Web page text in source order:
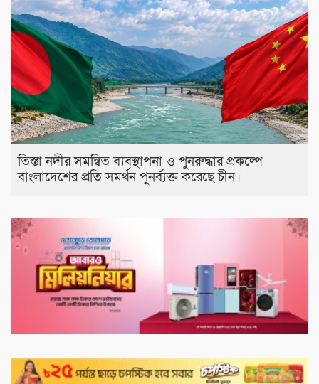
তিস্তা নদীর সমন্বিত ব্যবস্থাপনা ও পুনরুদ্ধার প্রকল্পে
বাংলাদেশের প্রতি সমর্থন পুনর্ব্যক্ত করেছে চীন।